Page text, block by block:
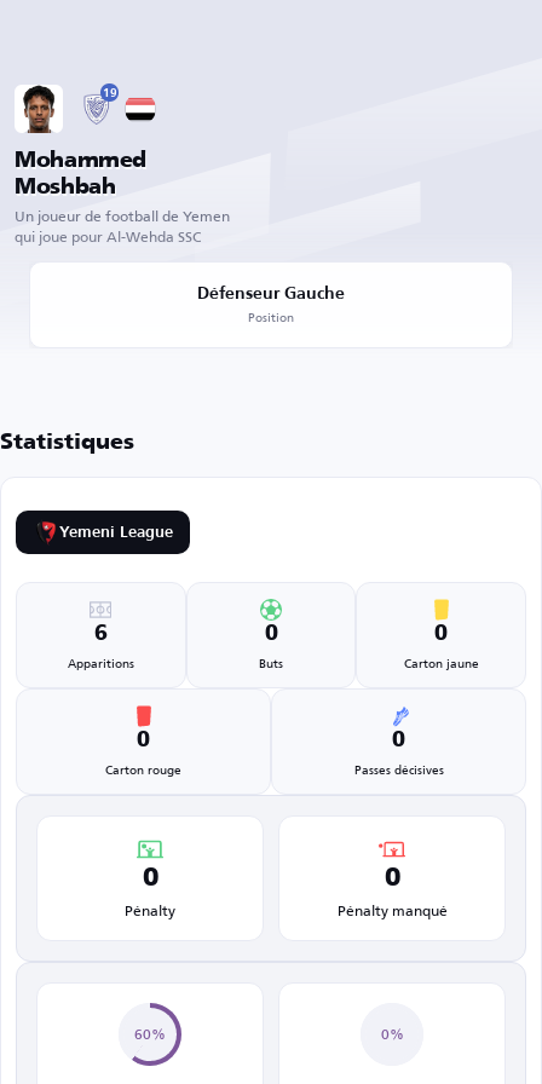
19
Mohammed
Moshbah
Un joueur de football de Yemen
qui joue pour Al-Wehda SSC
Défenseur Gauche
Position
Statistiques
Yemeni League
6
Apparitions
0
Buts
0
Carton jaune
0
Carton rouge
0
Passes décisives
0
Pénalty
0
Pénalty manqué
60% 0%